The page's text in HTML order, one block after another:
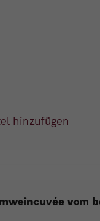
hinzufügen
vom